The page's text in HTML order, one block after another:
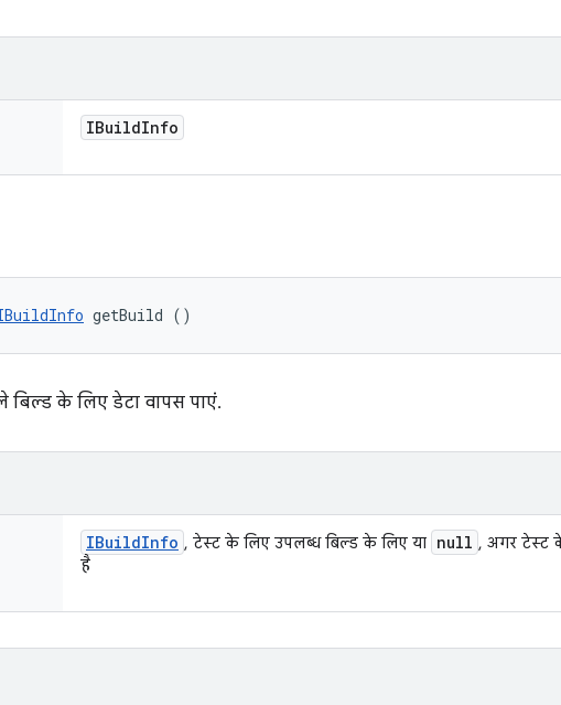
IBuildInfo
getBuild ()
के लिए डेटा वापस पाएं.
IBuildInfo , टेस्ट के लिए उपलब्ध बिल्ड के लिए या null , अगर टेस्ट
है